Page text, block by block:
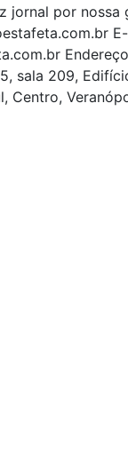
jornal por nossa
sala 209,
Centro,